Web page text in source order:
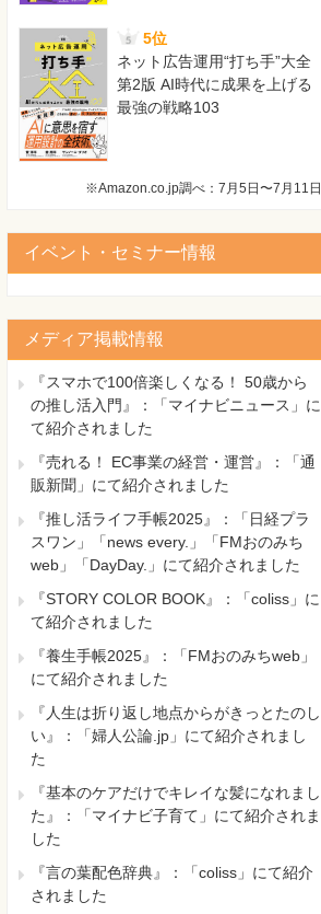
5位
ネット広告運用“打ち手”大全
第2版 AI時代に成果を上げる
最強の戦略103
※Amazon.co.jp調べ：7月5日〜7月11日
イベント・セミナー情報
メディア掲載情報
『スマホで100倍楽しくなる！ 50歳から
の推し活入門』：「マイナビニュース」に
て紹介されました
『売れる！ EC事業の経営・運営』：「通
販新聞」にて紹介されました
『推し活ライフ手帳2025』：「日経プラ
スワン」「news every.」「FMおのみち
web」「DayDay.」にて紹介されました
『STORY COLOR BOOK』：「coliss」に
て紹介されました
『養生手帳2025』：「FMおのみちweb」
にて紹介されました
『人生は折り返し地点からがきっとたのし
い』：「婦人公論.jp」にて紹介されまし
た
『基本のケアだけでキレイな髪になれまし
た』：「マイナビ子育て」にて紹介されま
した
『言の葉配色辞典』：「coliss」にて紹介
されました